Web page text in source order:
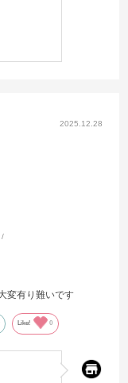
2025.12.28
変有り難いです
Like! 0